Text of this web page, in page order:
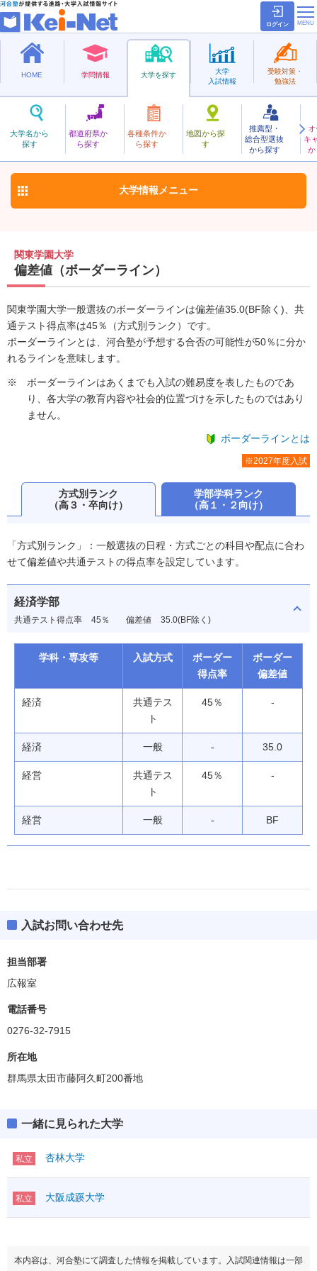
ログイン
HOME 学問情報 大学を探す
大学名から
探す
都道府県か
ら探す
各種条件か
ら探す
地図から探
す
推薦型・
総合型選抜
から探す
キ
か
大学
入試情報
受験対策・
勉強法
私立
かんとうがくえん
関東学園大学 お気に入り
大学情報 メニュー
関東学園大学
偏差値（ボーダーライン）
関東学園大学一般選抜のボーダーラインは偏差値35.0(BF除く)、共
通テスト得点率は45％（方式別ランク）です。
ボーダーラインとは、河合塾が予想する合否の可能性が50％に分か
れるラインを意味します。
ボーダーラインはあくまでも入試の難易度を表したものであ
り、各大学の教育内容や社会的位置づけを示したものではあり
ません。
ボーダーラインとは
※2027年度入試
方式別ランク
（高３・卒向け）
学部学科ランク
（高１・２向け）
「方式別ランク」：一般選抜の日程・方式ごとの科目や配点に合わ
せて偏差値や共通テストの得点率を設定しています。
経済学部
共通テスト得点率 45％ 偏差値 35.0(BF除く)
学科・専攻等 入試方式
ボーダー
得点率
ボーダー
偏差値
経済
共通テス
ト
45％ -
経済 一般 - 35.0
経営
共通テス
ト
45％ -
経営 一般 - BF
偏差値
経済
経営
入試お問い合わせ先
担当部署
広報室
電話番号
0276-32-7915
所在地
群馬県太田市藤阿久町200番地
一緒に見られた大学
私立 杏林大学
私立 大阪成蹊大学
本内容は、河合塾にて調査した情報を掲載しています。入試関連情報は一部